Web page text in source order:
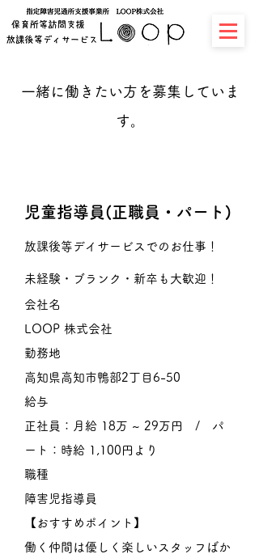
一緒に働きたい方を募集していま
す。
児童指導員(正職員・パート)
放課後等デイサービスでのお仕事！
未経験・ブランク・新卒も大歓迎！
会社名
LOOP 株式会社
勤務地
高知県高知市鴨部2丁目6-50
給与
正社員：月給 18万 ~ 29万円 / パ
ート：時給 1,100円より
職種
障害児指導員
【おすすめポイント】
働く仲間は優しく楽しいスタッフばか